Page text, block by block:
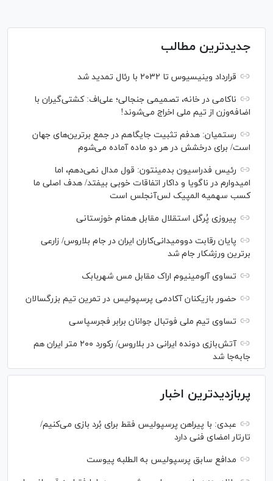
جدیدترین مطالب
قرارداد وینیسیوس تا ۲۰۳۲ با رئال‌ تمدید شد
ناکامی در خانه، تصمیمی جنجالی؛ علی‌اف: کشتی‌گیران با
اضافه‌وزن از تیم ملی اخراج می‌شوند!
رستمیان: هدفم تثبیت جایگاهم در جمع برترین‌های جهان
است/ برای درخشش در هر دو ماده آماده می‌شوم
رئیس فدراسیون بدمینتون: قول مدال نمی‌دهم، اما
امیدوارم در ناگویا و داکار اتفاقات خوبی بیفتد/ هدف اصلی ما
کسب سهمیه المپیک لس‌آنجلس است
پیروزی پُرگل استقلال مقابل همنام خوزستانی
پایان رقابت دوومیدانی‌کاران ایران در جام بلاروس/ زارعی
برترین ورزشکار جام شد
تساوی آلومینیوم اراک مقابل مس شهربابک
حضور بازیکنان آکادمی پرسپولیس در تمرین تیم بزرگسالان
تساوی تیم ملی فوتبال جوانان برابر فجرسپاسی
آتش‌بازی دونده ایرانی در بلاروس/ رکورد ۲۰۰ متر ایران هم
جابه‌جا شد
پربازدیدترین اخبار
عبدی: با پیراهن پرسپولیس فقط برای بُرد بازی می‌کنیم/
تارتار امضای فنی دارد
مدافع سابق پرسپولیس به الطلبه پیوست